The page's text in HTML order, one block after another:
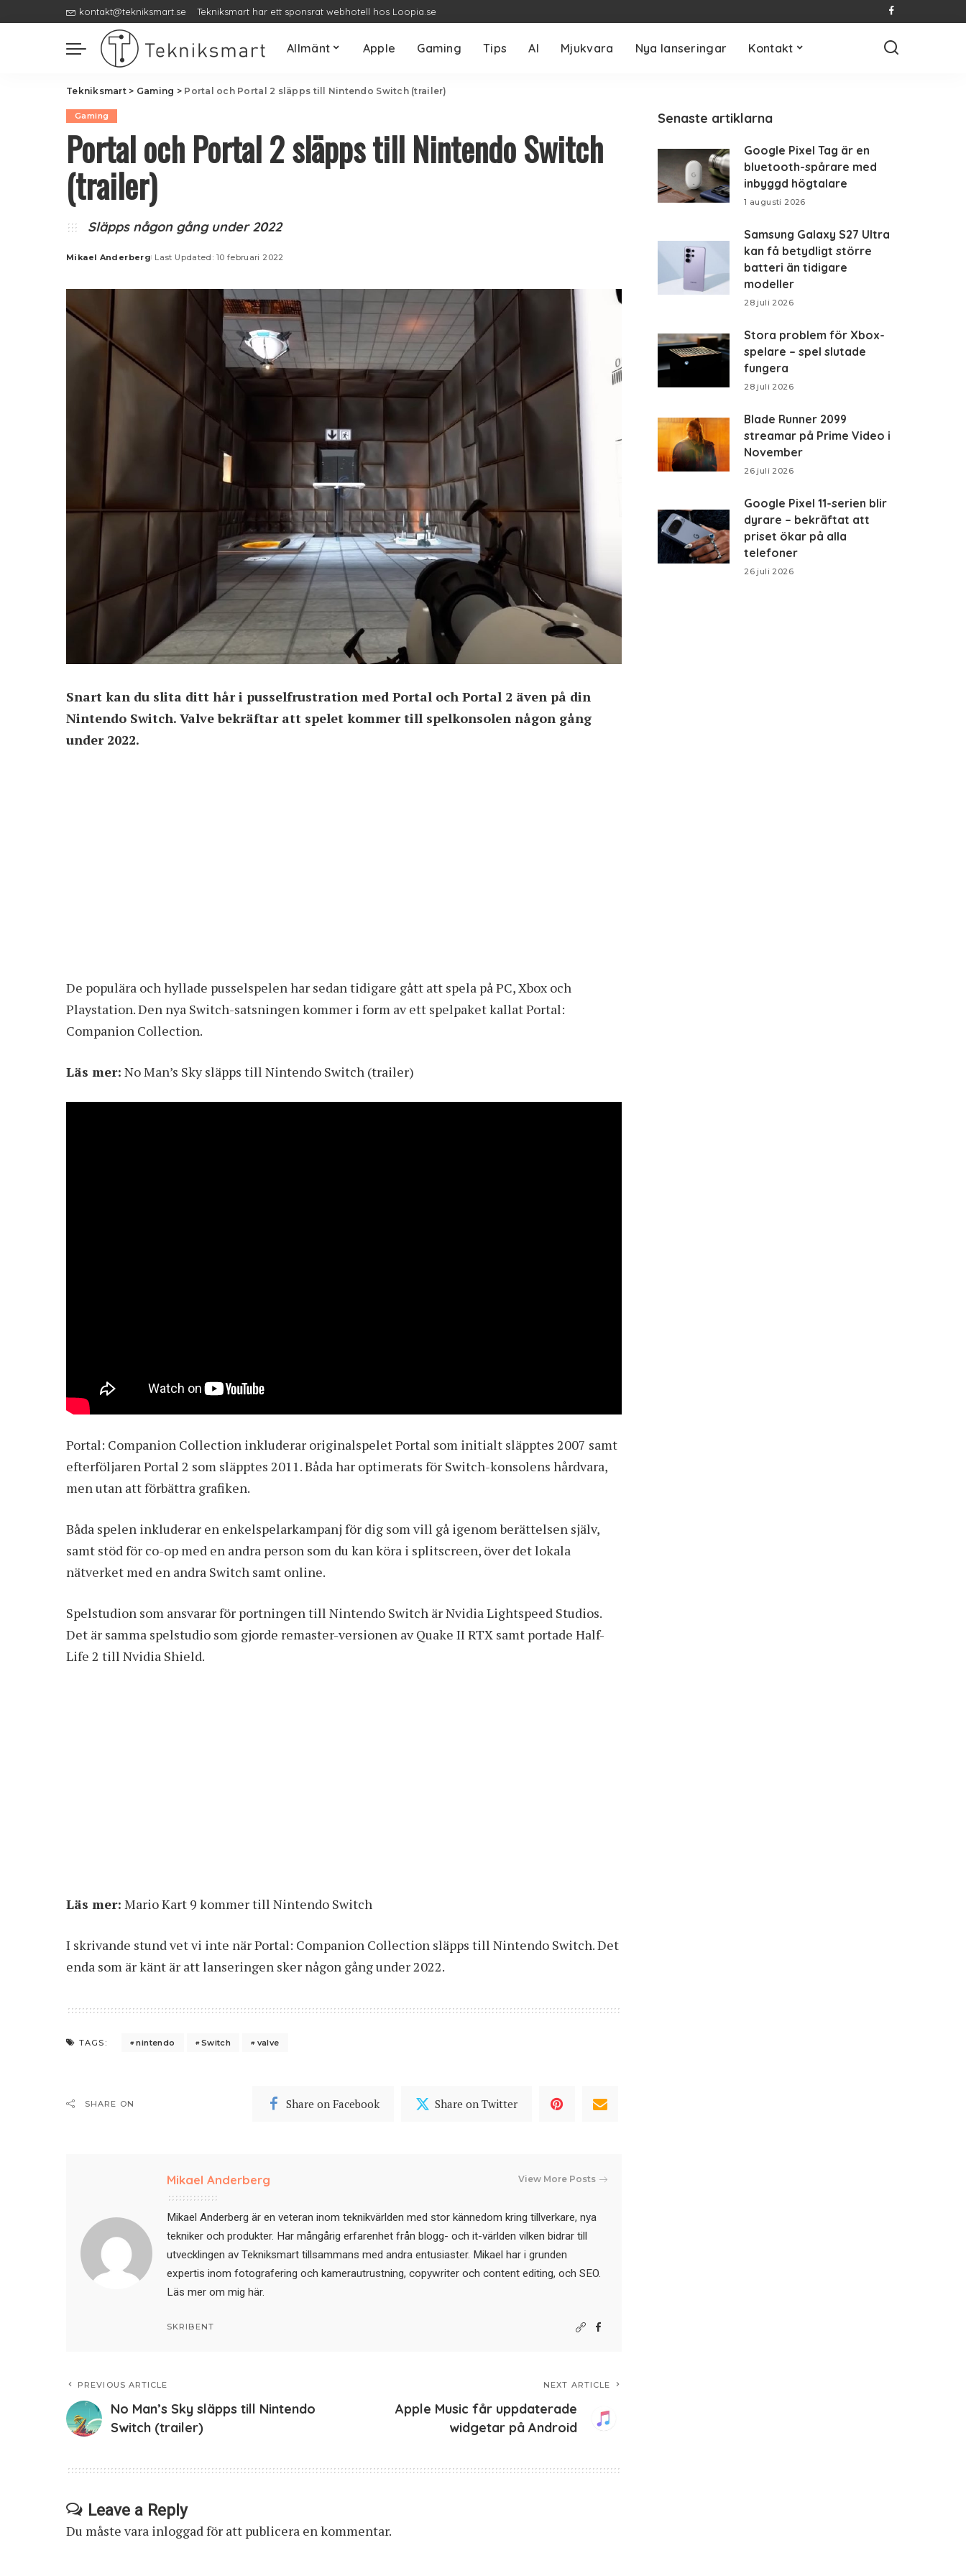
kontakt@tekniksmart.se Tekniksmart har ett sponsrat webhotell hos Loopia.se
Allmänt Apple Gaming Tips AI Mjukvara Nya lanseringar Kontakt
Tekniksmart> Gaming > Portal och Portal 2 släpps till Nintendo Switch (trailer)
Gaming
Portal och Portal 2 släpps till Nintendo Switch
(trailer)
Släpps någon gång under 2022
Posted
Mikael Anderberg Last Updated: 10 februari 2022
Snart kan du slita ditt hår i pusselfrustration med Portal och Portal 2 även på din
Nintendo Switch. Valve bekräftar att spelet kommer till spelkonsolen någon gång
under 2022.
De populära och hyllade pusselspelen har sedan tidigare gått att spela på PC, Xbox och
Playstation. Den nya Switch-satsningen kommer i form av ett spelpaket kallat Portal:
Companion Collection.
Läs mer: No Man’s Sky släpps till Nintendo Switch (trailer)
Portal: Companion Collection inkluderar originalspelet Portal som initialt släpptes 2007 samt
efterföljaren Portal 2 som släpptes 2011. Båda har optimerats för Switch-konsolens hårdvara,
men utan att förbättra grafiken.
Båda spelen inkluderar en enkelspelarkampanj för dig som vill gå igenom berättelsen själv,
samt stöd för co-op med en andra person som du kan köra i splitscreen, över det lokala
nätverket med en andra Switch samt online.
Spelstudion som ansvarar för portningen till Nintendo Switch är Nvidia Lightspeed Studios.
Det är samma spelstudio som gjorde remaster-versionen av Quake II RTX samt portade Half-
Life 2 till Nvidia Shield.
Läs mer: Mario Kart 9 kommer till Nintendo Switch
I skrivande stund vet vi inte när Portal: Companion Collection släpps till Nintendo Switch. Det
enda som är känt är att lanseringen sker någon gång under 2022.
TAGS: nintendo Switch valve
SHARE ON Share on Facebook Share on Twitter
Mikael Anderberg View More Posts
Mikael Anderberg är en veteran inom teknikvärlden med stor kännedom kring tillverkare, nya
tekniker och produkter. Har mångårig erfarenhet från blogg- och it-världen vilken bidrar till
utvecklingen av Tekniksmart tillsammans med andra entusiaster. Mikael har i grunden
expertis inom fotografering och kamerautrustning, copywriter och content editing, och SEO.
Läs mer om mig här.
SKRIBENT
PREVIOUS ARTICLE
No Man’s Sky släpps till Nintendo
Switch (trailer)
NEXT ARTICLE
Apple Music får uppdaterade
widgetar på Android
Leave a Reply
Du måste vara inloggadför att publicera en kommentar.
Senaste artiklarna
Google Pixel Tag är en
bluetooth-spårare med
inbyggd högtalare
1 augusti 2026
Samsung Galaxy S27 Ultra
kan få betydligt större
batteri än tidigare
modeller
28 juli 2026
Stora problem för Xbox-
spelare – spel slutade
fungera
28 juli 2026
Blade Runner 2099
streamar på Prime Video i
November
26 juli 2026
Google Pixel 11-serien blir
dyrare – bekräftat att
priset ökar på alla
telefoner
26 juli 2026